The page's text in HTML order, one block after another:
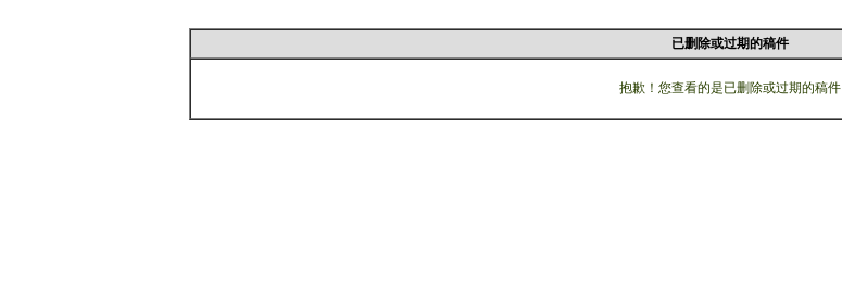
已删除或过期的稿件
抱歉！您查看的是已删除或过期的稿件